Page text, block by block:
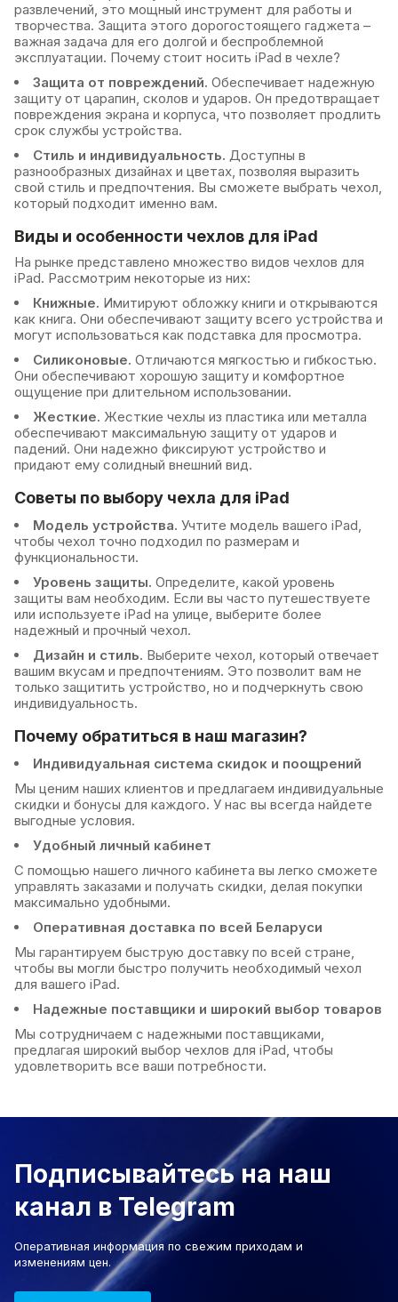
развлечений, это мощный инструмент для работы и
творчества. Защита этого дорогостоящего гаджета –
важная задача для его долгой и беспроблемной
эксплуатации. Почему стоит носить iPad в чехле?
Защита от повреждений. Обеспечивает надежную
защиту от царапин, сколов и ударов. Он предотвращает
повреждения экрана и корпуса, что позволяет продлить
срок службы устройства.
Стиль и индивидуальность. Доступны в
разнообразных дизайнах и цветах, позволяя выразить
свой стиль и предпочтения. Вы сможете выбрать чехол,
который подходит именно вам.
Виды и особенности чехлов для iPad
На рынке представлено множество видов чехлов для
iPad. Рассмотрим некоторые из них:
Книжные. Имитируют обложку книги и открываются
как книга. Они обеспечивают защиту всего устройства и
могут использоваться как подставка для просмотра.
Силиконовые. Отличаются мягкостью и гибкостью.
Они обеспечивают хорошую защиту и комфортное
ощущение при длительном использовании.
Жесткие. Жесткие чехлы из пластика или металла
обеспечивают максимальную защиту от ударов и
падений. Они надежно фиксируют устройство и
придают ему солидный внешний вид.
Советы по выбору чехла для iPad
Модель устройства. Учтите модель вашего iPad,
чтобы чехол точно подходил по размерам и
функциональности.
Уровень защиты. Определите, какой уровень
защиты вам необходим. Если вы часто путешествуете
или используете iPad на улице, выберите более
надежный и прочный чехол.
Дизайн и стиль. Выберите чехол, который отвечает
вашим вкусам и предпочтениям. Это позволит вам не
только защитить устройство, но и подчеркнуть свою
индивидуальность.
Почему обратиться в наш магазин?
Индивидуальная система скидок и поощрений
Мы ценим наших клиентов и предлагаем индивидуальные
скидки и бонусы для каждого. У нас вы всегда найдете
выгодные условия.
Удобный личный кабинет
С помощью нашего личного кабинета вы легко сможете
управлять заказами и получать скидки, делая покупки
максимально удобными.
Оперативная доставка по всей Беларуси
Мы гарантируем быструю доставку по всей стране,
чтобы вы могли быстро получить необходимый чехол
для вашего iPad.
Надежные поставщики и широкий выбор товаров
Мы сотрудничаем с надежными поставщиками,
предлагая широкий выбор чехлов для iPad, чтобы
удовлетворить все ваши потребности.
Подписывайтесь на наш
канал в Telegram
Оперативная информация по свежим приходам и
изменениям цен.